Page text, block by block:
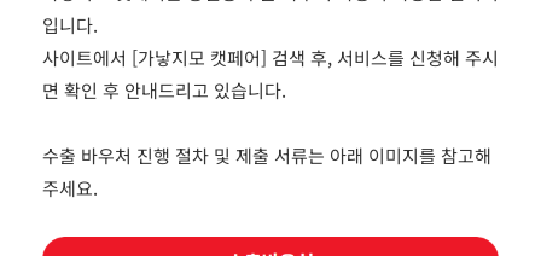
입니다.
사이트에서 [가낳지모 캣페어] 검색 후, 서비스를 신청해 주시
면 확인 후 안내드리고 있습니다.
수출 바우처 진행 절차 및 제출 서류는 아래 이미지를 참고해
주세요.